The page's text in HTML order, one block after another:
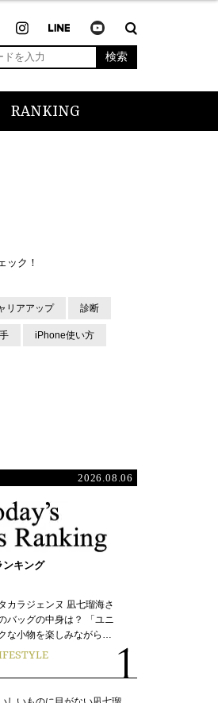
検索
RANKING
ック！
リアアップ 診断
iPhone使い方
2026.08.06
ンキング
カラジェンヌ 凪七瑠海さ
バッグの中身は？ 「ユニ
な小物を楽しみながら…